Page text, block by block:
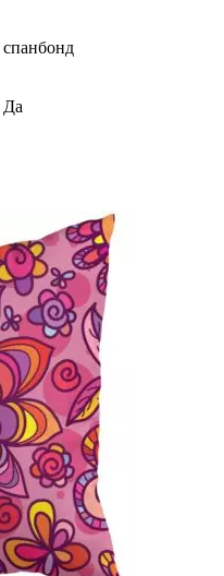
спанбонд
Да